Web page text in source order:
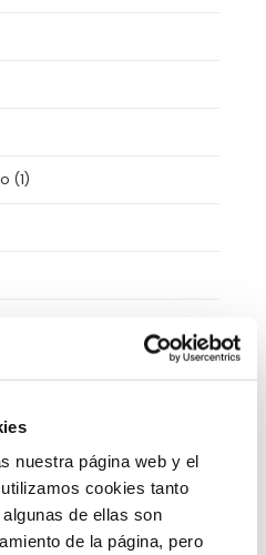
nuestra página web y el
cookies tanto
de ellas son
de la página, pero
(1)